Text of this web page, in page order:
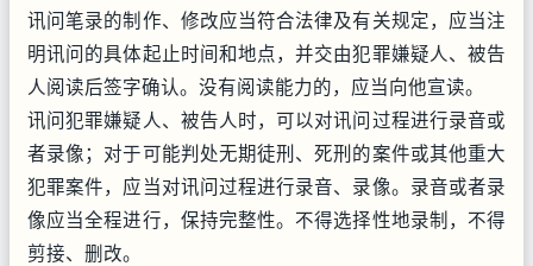
讯问笔录的制作、修改应当符合法律及有关规定，应当注
明讯问的具体起止时间和地点，并交由犯罪嫌疑人、被告
人阅读后签字确认。没有阅读能力的，应当向他宣读。
讯问犯罪嫌疑人、被告人时，可以对讯问过程进行录音或
者录像；对于可能判处无期徒刑、死刑的案件或其他重大
犯罪案件，应当对讯问过程进行录音、录像。录音或者录
像应当全程进行，保持完整性。不得选择性地录制，不得
剪接、删改。